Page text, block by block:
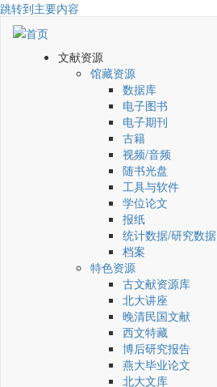
跳转到主要内容
文献资源
馆藏资源
数据库
电子图书
电子期刊
古籍
视频/音频
随书光盘
工具与软件
学位论文
报纸
统计数据/研究数据
档案
特色资源
古文献资源库
北大讲座
晚清民国文献
西文特藏
博后研究报告
燕大毕业论文
北大文库